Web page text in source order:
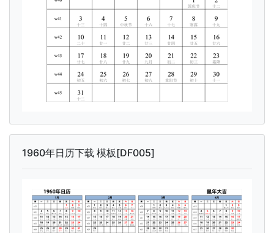
1960年日历下载 模板[DF005]